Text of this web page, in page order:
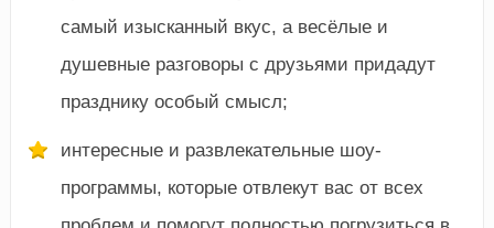
самый изысканный вкус, а весёлые и
душевные разговоры с друзьями придадут
празднику особый смысл;
интересные и развлекательные шоу-
программы, которые отвлекут вас от всех